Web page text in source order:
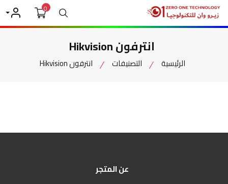
بحث0
حسابي
انترفون Hikvision
الرئيسية التصنيفات انترفون Hikvision
عن المتجر